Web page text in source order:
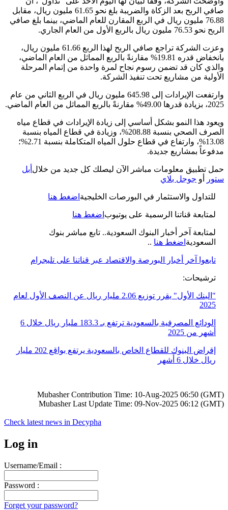
صافي الربح بعد الزكاة والضريبة بلغ نحو 61.65 مليون ريال، مقابل
76.88 مليون ريال في الربع المقارن للعام الماضي، بينما بلغ صافي
الربح نحو 76.53 مليون ريال بالربع الأول من العام الجاري.
وعزت الشركة تراجع صافي الربح لهذا الربع 61.66 مليون ريال،
بانخفاض قدره 19.81% مقارنةً بالربع المماثل من العام الماضي،
والذي كان قد تضمن رسوم نجاح لمرة واحدة من إتمام المرحلة
الأولية من مشاريع تحت تنفيذ الشركة.
وارتفعت الإيرادات إلى 645.98 مليون ريال في الربع الثاني من عام
2025، بزيادة قدرها 49.00% مقارنةً بالربع المماثل من العام الماضي
.
ويعود هذا النمو بشكل أساسي إلى زيادة الإيرادات في قطاع مياه
الصرف الصحي بنسبة 208.88%، وزيادة في قطاع المياه بنسبة
13.08%، وارتفاع في قطاع حلول المياه المتكاملة بنسبة 2.71%؛
مدفوعاً بمشاريع جديدة.
حمل تطبيق معلومات مباشر الآن ليصلك كل جديد من خلال أبل
ستور
أو جوجل بلاي
للتداول والاستثمار في البورصات الخليجية اضغط هنا
لمتابعة قناتنا الرسمية على يوتيوب اضغط هنا
لمتابعة آخر أخبار البنوك السعودية.. تابع مباشر بنوك
السعودية
.. اضغط هنا
تابعوا آخر أخبار البورصة والاقتصاد عبر قناتنا على تليجرام
ترشيحات:
"
البنك الأول" يقرر توزيع 2.06 مليار ريال عن النصف الأول لعام
2025
الودائع المصرفية بالسعودية ترتفع بـ 183.3 مليار ريال خلال 6
أشهر من 2025
إقراض البنوك للقطاع الخاص بالسعودية يرتفع بواقع 202 مليار
ريال خلال 6 أشهر
Mubasher Contribution Time: 10-Aug-2025 06:50 (GMT)
Mubasher Last Update Time: 09-Nov-2025 06:12 (GMT)
Check latest news in Decypha
Log in
Username/Email :
Password :
Forget your password?